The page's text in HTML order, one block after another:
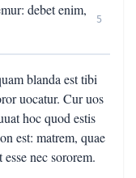
debet enim,
5
blanda est tibi
uocatur. Cur uos
hoc quod estis
est: matrem, quae
nec sororem.